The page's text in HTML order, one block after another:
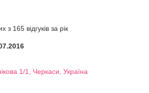
з 165 відгуків за рік
1/1, Черкаси, Україна